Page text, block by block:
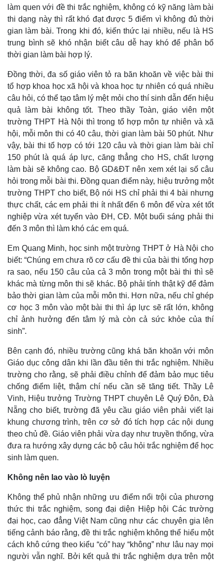
Quan sát
Cuộc sống đó đây
Multimedia
Video
Ảnh
E-Magazine
Infographic
làm quen với đề thi trắc nghiệm, không có kỹ năng làm bài
thi dạng này thì rất khó đạt được 5 điểm vì không đủ thời
gian làm bài. Trong khi đó, kiến thức lại nhiều, nếu là HS
trung bình sẽ khó nhận biết câu dễ hay khó để phân bổ
thời gian làm bài hợp lý.
Đồng thời, đa số giáo viên tỏ ra băn khoăn về việc bài thi
tổ hợp khoa học xã hội và khoa học tự nhiên có quá nhiều
câu hỏi, có thể tạo tâm lý mệt mỏi cho thí sinh dẫn đến hiệu
quả làm bài không tốt. Theo thầy Toàn, giáo viên một
trường THPT Hà Nội thì trong tổ hợp môn tự nhiên và xã
hội, mỗi môn thi có 40 câu, thời gian làm bài 50 phút. Như
vậy, bài thi tổ hợp có tới 120 câu và thời gian làm bài chỉ
150 phút là quá áp lực, căng thẳng cho HS, chất lượng
làm bài sẽ không cao. Bộ GD&ĐT nên xem xét lại số câu
hỏi trong mỗi bài thi. Đồng quan điểm này, hiệu trưởng một
trường THPT cho biết, Bộ nói HS chỉ phải thi 4 bài nhưng
thực chất, các em phải thi ít nhất đến 6 môn để vừa xét tốt
nghiệp vừa xét tuyển vào ĐH, CĐ. Một buổi sáng phải thi
đến 3 môn thì làm khó các em quá.
Em Quang Minh, học sinh một trường THPT ở Hà Nội cho
biết: “Chúng em chưa rõ cơ cấu đề thi của bài thi tổng hợp
ra sao, nếu 150 câu của cả 3 môn trong một bài thi thì sẽ
khác mà từng môn thi sẽ khác. Bộ phải tính thật kỹ để đảm
bảo thời gian làm của mỗi môn thi. Hơn nữa, nếu chỉ ghép
cơ học 3 môn vào một bài thi thì áp lực sẽ rất lớn, không
chỉ ảnh hưởng đến tâm lý mà còn cả sức khỏe của thí
sinh”.
Bên cạnh đó, nhiều trường cũng khá băn khoăn với môn
Giáo dục công dân khi lần đầu tiên thi trắc nghiệm. Nhiều
trường cho rằng, sẽ phải điều chỉnh để đảm bảo mục tiêu
chống điểm liệt, thậm chí nếu cần sẽ tăng tiết. Thầy Lê
Vinh, Hiệu trưởng Trường THPT chuyên Lê Quý Đôn, Đà
Nẵng cho biết, trường đã yêu cầu giáo viên phải viết lại
khung chương trình, trên cơ sở đó tích hợp các nội dung
theo chủ đề. Giáo viên phải vừa dạy như truyền thống, vừa
đưa ra hướng xây dựng các bộ câu hỏi trắc nghiệm để học
sinh làm quen.
Không nên lao vào lò luyện
Không thể phủ nhận những ưu điểm nổi trội của phương
thức thi trắc nghiệm, song đại diện Hiệp hội Các trường
đại học, cao đẳng Việt Nam cũng như các chuyên gia lên
tiếng cảnh báo rằng, đề thi trắc nghiệm không thể hiểu một
cách khô cứng theo kiểu “có” hay “không” như lâu nay mọi
người vẫn nghĩ. Bởi kết quả thi trắc nghiệm dựa trên một